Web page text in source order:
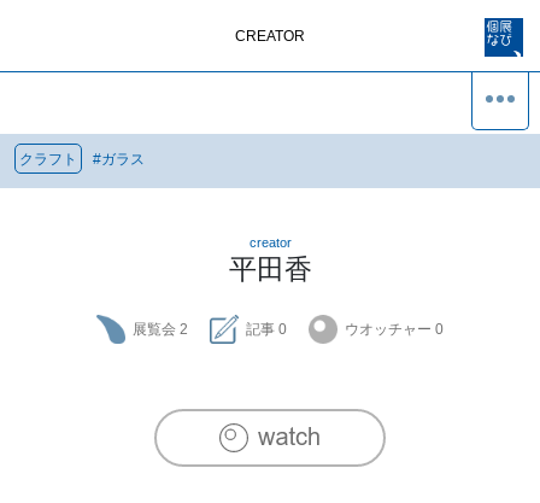
CREATOR
クラフト #ガラス
creator
平田香
展覧会 2 記事 0 ウオッチャー 0